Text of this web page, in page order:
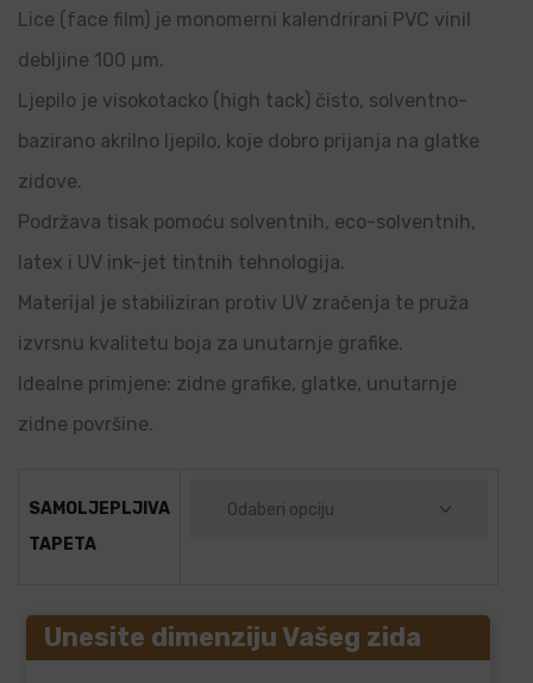
Lice (face film) je monomerni kalendrirani PVC vinil
debljine 100 µm.
Ljepilo je visokotacko (high tack) čisto, solventno-
bazirano akrilno ljepilo, koje dobro prijanja na glatke
zidove.
Podržava tisak pomoću solventnih, eco-solventnih,
latex i UV ink-jet tintnih tehnologija.
Materijal je stabiliziran protiv UV zračenja te pruža
izvrsnu kvalitetu boja za unutarnje grafike.
Idealne primjene: zidne grafike, glatke, unutarnje
zidne površine.
SAMOLJEPLJIVA
TAPETA
Unesite dimenziju Vašeg zida